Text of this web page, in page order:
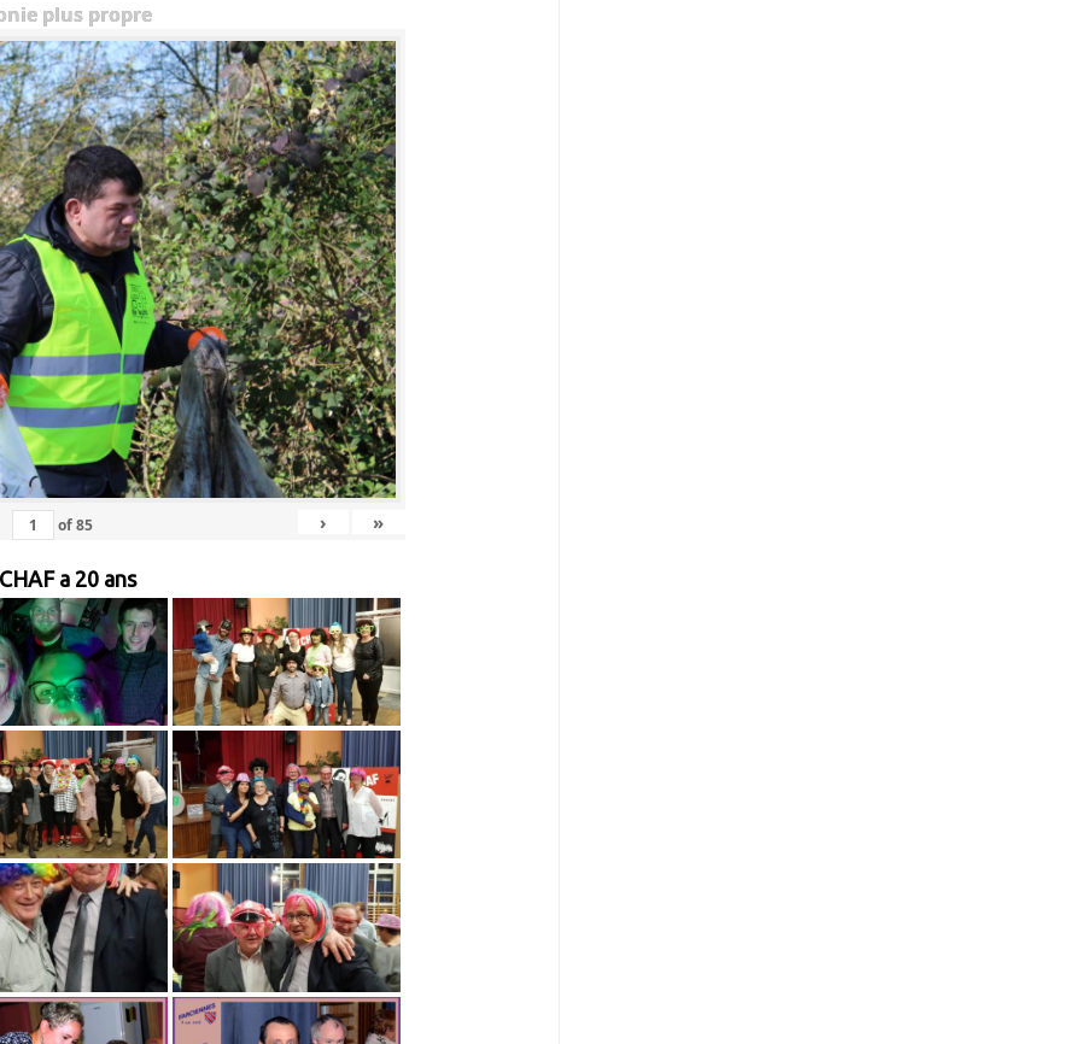
plus propre
of85 › »
a 20 ans